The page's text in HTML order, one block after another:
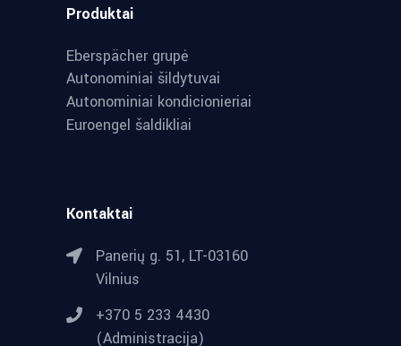
Produktai
Eberspächer grupė
Autonominiai šildytuvai
Autonominiai kondicionieriai
Euroengel šaldikliai
Kontaktai
Panerių g. 51, LT-03160
Vilnius
+370 5 233 4430
(Administracija)